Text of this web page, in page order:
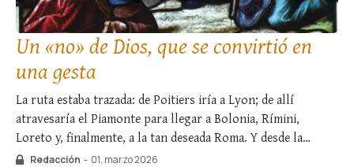
Un «no» de Dios, que se convirtió en
una gesta
La ruta estaba trazada: de Poitiers iría a Lyon; de allí
atravesaría el Piamonte para llegar a Bolonia, Rímini,
Loreto y, finalmente, a la tan deseada Roma. Y desde la
Ciudad Eterna pasaría a Canadá, Japón o cualquier otro
Redacción - 01, marzo 2026